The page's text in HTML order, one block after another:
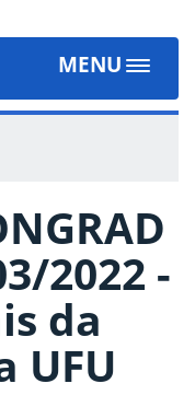
MENU
Toggle
2022 -
da
UFU